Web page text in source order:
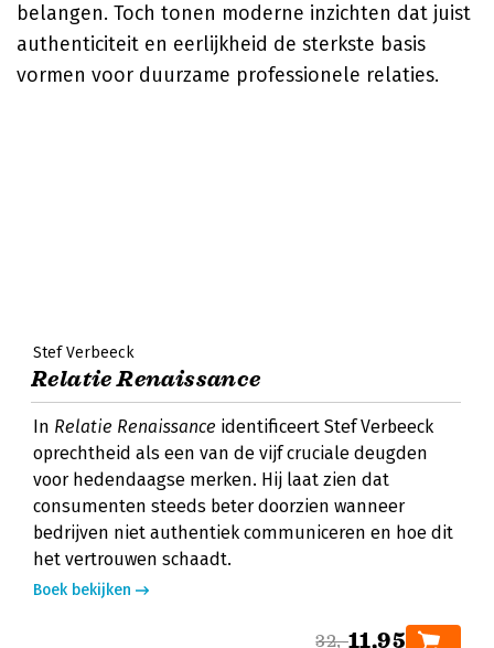
belangen. Toch tonen moderne inzichten dat juist
authenticiteit en eerlijkheid de sterkste basis
vormen voor duurzame professionele relaties.
Stef Verbeeck
Relatie Renaissance
In Relatie Renaissance identificeert Stef Verbeeck
oprechtheid als een van de vijf cruciale deugden
voor hedendaagse merken. Hij laat zien dat
consumenten steeds beter doorzien wanneer
bedrijven niet authentiek communiceren en hoe dit
het vertrouwen schaadt.
Boek bekijken
32,-11,95